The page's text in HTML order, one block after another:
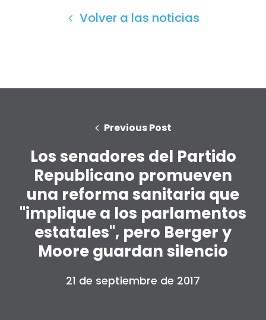
Volver a las noticias
Previous Post
Los senadores del Partido
Republicano promueven
una reforma sanitaria que
"implique a los parlamentos
estatales", pero Berger y
Moore guardan silencio
21 de septiembre de 2017